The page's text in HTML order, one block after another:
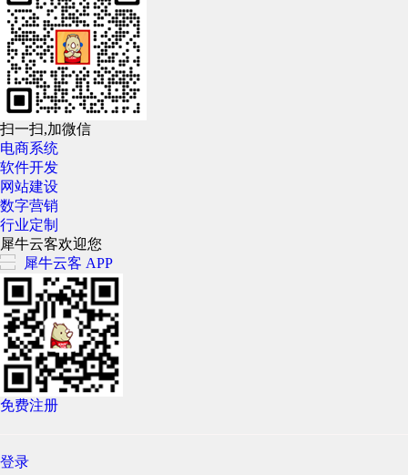
扫一扫,加微信
电商系统
软件开发
网站建设
数字营销
行业定制
犀牛云客欢迎您
犀牛云客 APP
免费注册
登录